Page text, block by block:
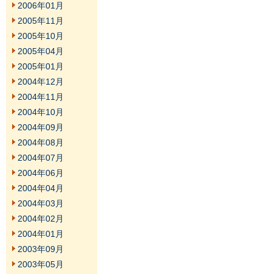
2006年01月
2005年11月
2005年10月
2005年04月
2005年01月
2004年12月
2004年11月
2004年10月
2004年09月
2004年08月
2004年07月
2004年06月
2004年04月
2004年03月
2004年02月
2004年01月
2003年09月
2003年05月